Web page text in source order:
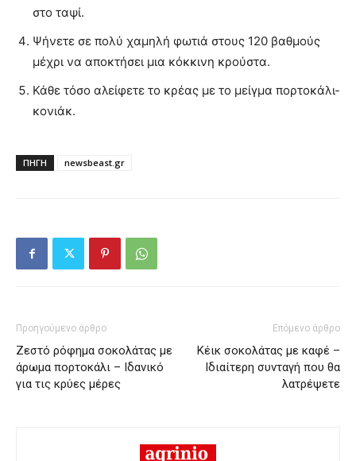
στο ταψί.
Ψήνετε σε πολύ χαμηλή φωτιά στους 120 βαθμούς
μέχρι να αποκτήσει μια κόκκινη κρούστα.
Κάθε τόσο αλείφετε το κρέας με το μείγμα πορτοκάλι-
κονιάκ.
ΠΗΓΗ newsbeast.gr
Προηγούμενο άρθρο
Ζεστό ρόφημα σοκολάτας με
άρωμα πορτοκάλι – Ιδανικό
για τις κρύες μέρες
Επόμενο άρθρο
Κέικ σοκολάτας με καφέ –
Ιδιαίτερη συνταγή που θα
λατρέψετε